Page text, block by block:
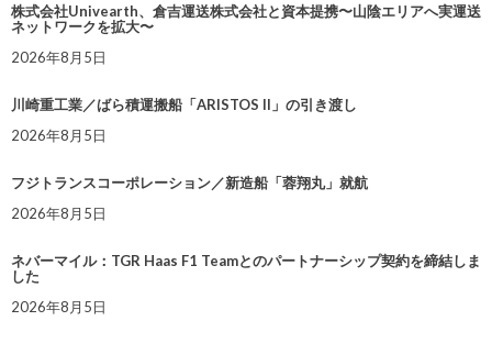
株式会社Univearth、倉吉運送株式会社と資本提携〜山陰エリアへ実運送
ネットワークを拡大〜
2026年8月5日
川崎重工業／ばら積運搬船「ARISTOS II」の引き渡し
2026年8月5日
フジトランスコーポレーション／新造船「蓉翔丸」就航
2026年8月5日
ネバーマイル：TGR Haas F1 Teamとのパートナーシップ契約を締結しま
した
2026年8月5日